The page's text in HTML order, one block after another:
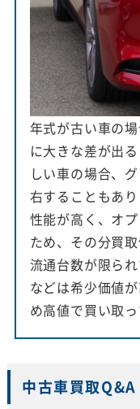
年式が古い車の
に大きな差が出
しい車の場合、
右することもあ
性能が高く、オ
ため、その分買
流通台数が限ら
などは希少価値
め高値で買い取っ
中古車買取Q&A